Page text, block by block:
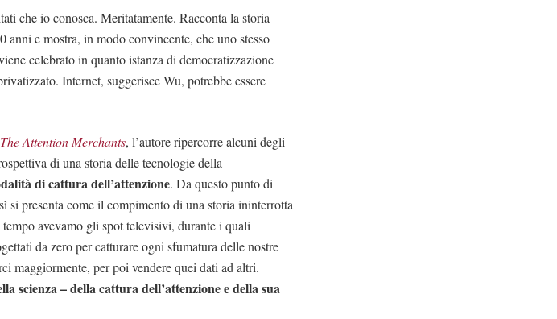
che io conosca. Meritatamente. Racconta la storia
e mostra, in modo convincente, che uno stesso
celebrato in quanto istanza di democratizzazione
Internet, suggerisce Wu, potrebbe essere
The Attention Merchants, l’autore ripercorre alcuni degli
di una storia delle tecnologie della
di cattura dell’attenzione. Da questo punto di
si presenta come il compimento di una storia ininterrotta
avevamo gli spot televisivi, durante i quali
da zero per catturare ogni sfumatura delle nostre
maggiormente, per poi vendere quei dati ad altri.
scienza – della cattura dell’attenzione e della sua